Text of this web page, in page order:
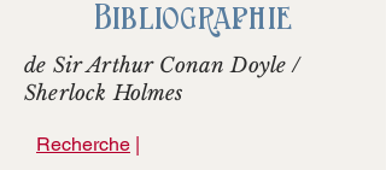
Bibliographie
de Sir Arthur Conan Doyle /
Sherlock Holmes
Recherche |